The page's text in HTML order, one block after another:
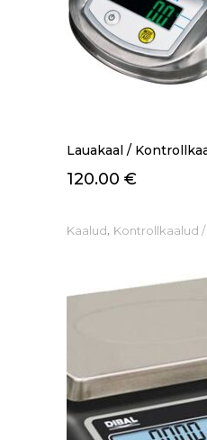
Lauakaal /
120.00 €
Kaalud, Kontrollkaalud /